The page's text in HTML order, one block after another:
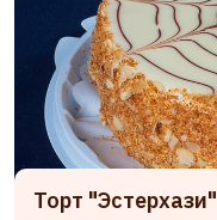
Торт "Эстерхази"